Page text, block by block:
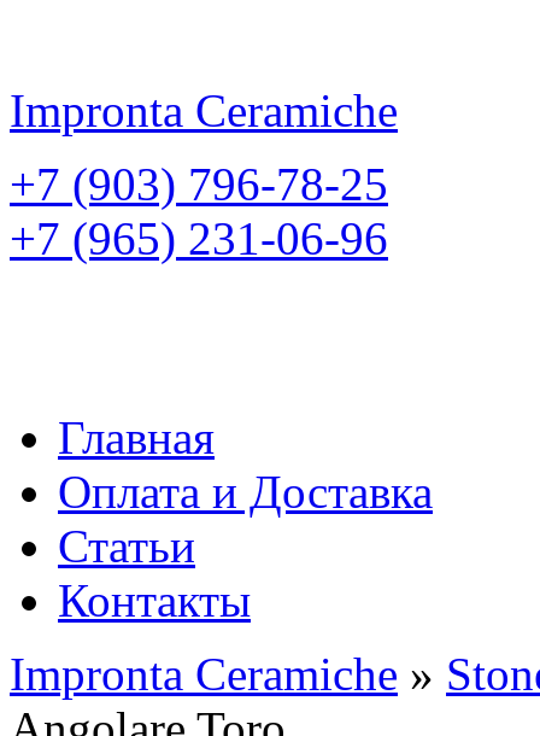
Impronta Ceramiche
+7 (903) 796-78-25
+7 (965) 231-06-96
Главная
Оплата и Доставка
Статьи
Контакты
Impronta Ceramiche »